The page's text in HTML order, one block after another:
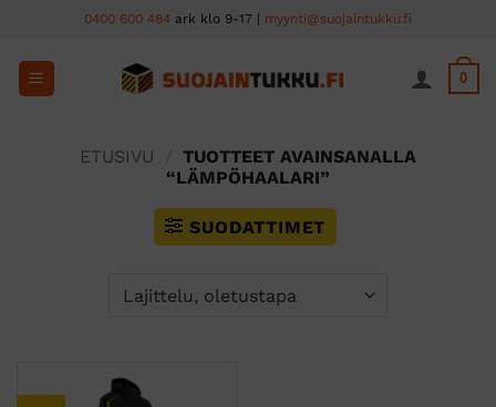
content
0400 600 484 ark klo 9-17 | myynti@suojaintukku.fi
0
ETUSIVU
TUOTTEET AVAINSANALLA
“LÄMPÖHAALARI”
SUODATTIMET